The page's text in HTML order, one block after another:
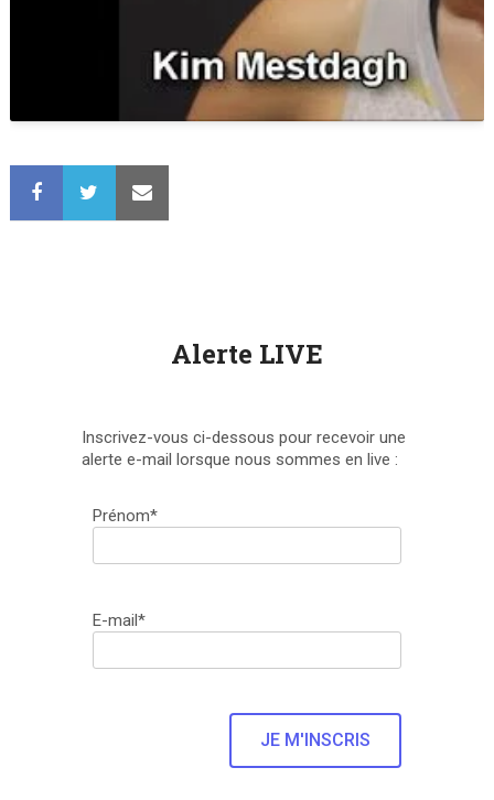
Alerte LIVE
Inscrivez-vous ci-dessous pour recevoir une
alerte e-mail lorsque nous sommes en live :
Prénom*
E-mail*